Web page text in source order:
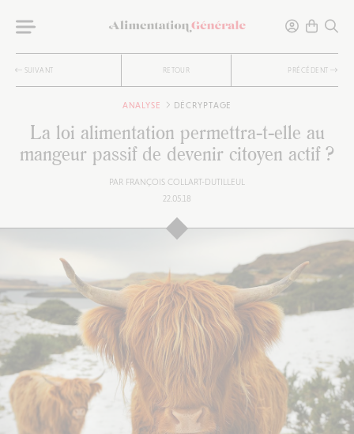
SUIVANT RETOUR PRÉCÉDENT
ANALYSE DÉCRYPTAGE
La loi alimentation permettra-t-elle au
mangeur passif de devenir citoyen actif ?
PAR FRANÇOIS COLLART-DUTILLEUL
22.05.18